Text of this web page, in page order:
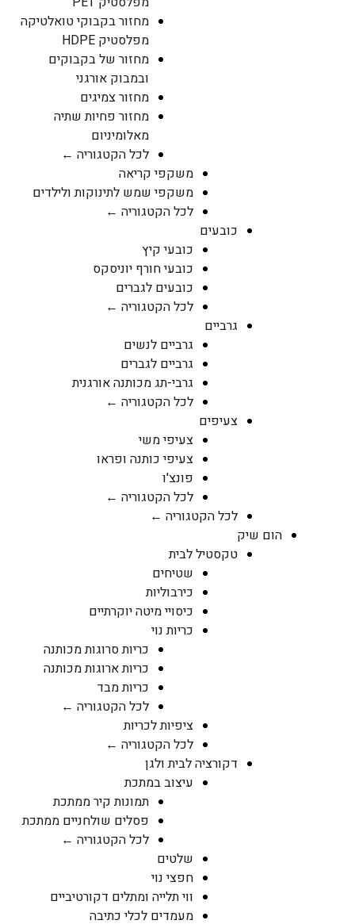
מחזור בקבוקי טואלטיקה
מפלסטיק HDPE
מחזור של בקבוקים
ובמבוק אורגני
מחזור צמיגים
מחזור פחיות שתיה
מאלומיניום
לכל הקטגוריה ←
משקפי קריאה
משקפי שמש לתינוקות ולילדים
לכל הקטגוריה ←
כובעים
כובעי קיץ
כובעי חורף יוניסקס
כובעים לגברים
לכל הקטגוריה ←
גרביים
גרביים לנשים
גרביים לגברים
גרבי-תג מכותנה אורגנית
לכל הקטגוריה ←
צעיפים
צעיפי משי
צעיפי כותנה ופראו
פונצ'ו
לכל הקטגוריה ←
לכל הקטגוריה ←
הום שיק
טקסטיל לבית
שטיחים
כירבוליות
כיסויי מיטה יוקרתיים
כריות נוי
כריות סרוגות מכותנה
כריות ארוגות מכותנה
כריות מבד
לכל הקטגוריה ←
ציפיות לכריות
לכל הקטגוריה ←
דקורציה לבית ולגן
עיצוב במתכת
תמונות קיר ממתכת
פסלים שולחניים ממתכת
לכל הקטגוריה ←
שלטים
חפצי נוי
ווי תלייה ומתלים דקורטיביים
מעמדים לכלי כתיבה